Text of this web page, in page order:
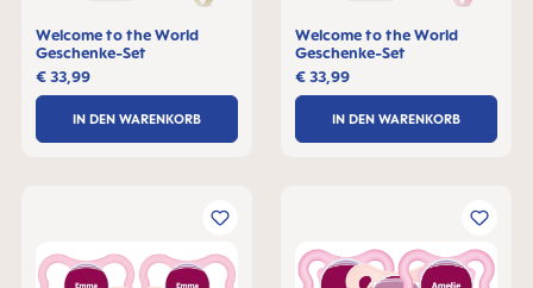
Welcome to the World
Geschenke-Set
€ 33,99
IN DEN WARENKORB
Welcome to the World
Geschenke-Set
€ 33,99
IN DEN WARENKORB